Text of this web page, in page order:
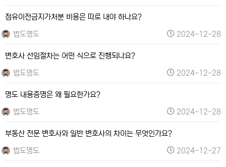
점유이전금지가처분 비용은 따로 내야 하나요?
법도명도
2024-12-28
변호사 선임절차는 어떤 식으로 진행되나요?
법도명도
2024-12-28
명도 내용증명은 왜 필요한가요?
법도명도
2024-12-28
부동산 전문 변호사와 일반 변호사의 차이는 무엇인가요?
법도명도
2024-12-27